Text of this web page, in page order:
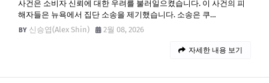
사건은 소비자 신뢰에 대한 우려를 불러일으켰습니다. 이 사건의 피
해자들은 뉴욕에서 집단 소송을 제기했습니다. 소송은 쿠…
신승엽(Alex Shin)
2월 08, 2026
자세한 내용 보기